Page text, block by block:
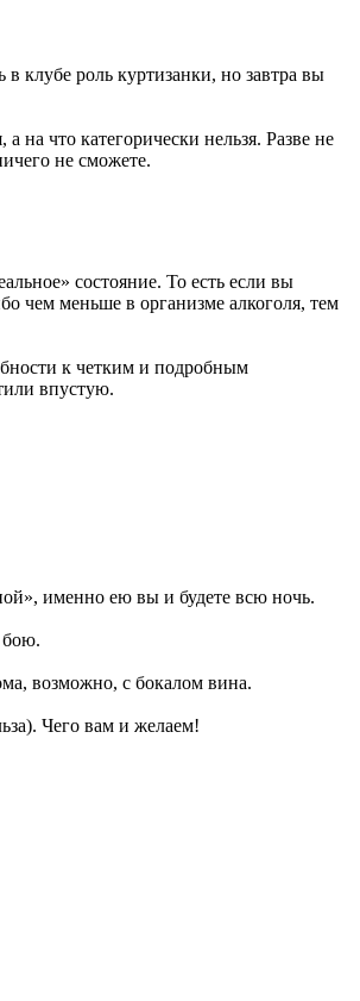
клубе роль куртизанки, но завтра вы
что категорически нельзя. Разве не
не сможете.
состояние. То есть если вы
чем меньше в организме алкоголя, тем
к четким и подробным
впустую.
именно ею вы и будете всю ночь.
бою.
возможно, с бокалом вина.
Чего вам и желаем!